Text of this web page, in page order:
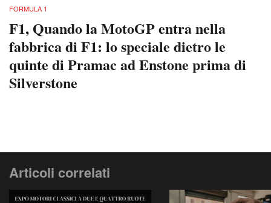
FORMULA 1
F1, Quando la MotoGP entra nella
fabbrica di F1: lo speciale dietro le
quinte di Pramac ad Enstone prima di
Silverstone
Articoli correlati